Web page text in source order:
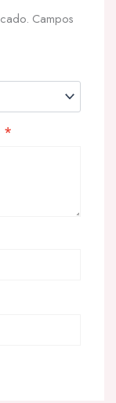
Campos
*